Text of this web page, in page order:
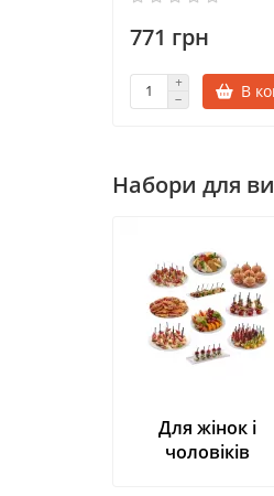
771 грн
В
Набори для
Для жінок і
чоловіків